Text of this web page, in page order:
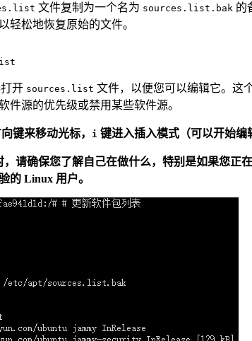
文件复制为一个名为 sources.list.bak 的
轻松地恢复原始的文件。
开 sources.list 文件，以便您可以编辑它。这
件源的优先级或禁用某些软件源。
键来移动光标， i 键进入插入模式（可以开始编
，请确保您了解自己在做什么，特别是如果您正
的 Linux 用户。